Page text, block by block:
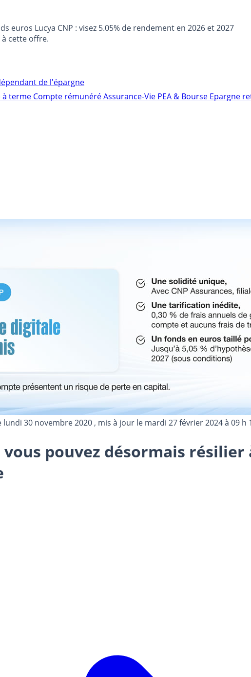
euros Lucya CNP : visez 5.05% de rendement en 2026 et 2027
cette offre.
de l'épargne
à terme Compte rémunéréAssurance-Vie PEA & Bourse Epargne
lundi 30 novembre 2020 , mis à jour le mardi 27 février 2024 à 09 h
pouvez désormais